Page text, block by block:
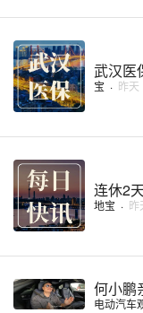
武汉医
宝 · 昨天
连休2
地宝 · 昨
何小鹏
电动汽车